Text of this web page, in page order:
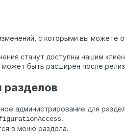
с которыми вы можете
станут доступны нашим
может быть расширен после
администрирование для
.
в меню раздела.